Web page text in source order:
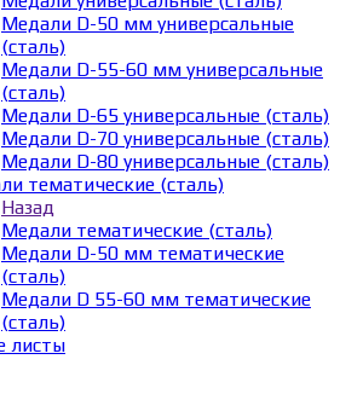
Медали D-50 мм универсальные
(сталь)
Медали D-55-60 мм универсальные
(сталь)
Медали D-65 универсальные (сталь)
Медали D-70 универсальные (сталь)
Медали D-80 универсальные (сталь)
тематические (сталь)
Назад
Медали тематические (сталь)
Медали D-50 мм тематические
(сталь)
Медали D 55-60 мм тематические
(сталь)
листы